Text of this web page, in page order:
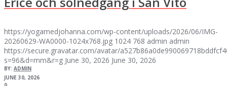
https://yogamedjohanna.com/wp-content/uploads/2026/06/IMG-
20260629-WA0000-1024x768.jpg 1024 768 admin admin
https://secure.gravatar.com/avatar/
s=96&d=mm&r=g June 30, 2026 June 30, 2026
BY: ADMIN
JUNE 30, 2026